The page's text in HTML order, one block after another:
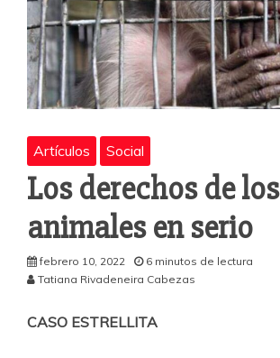
Artículos Social
Los derechos de los
animales en serio
febrero 10, 2022
6 minutos de lectura
Tatiana Rivadeneira Cabezas
CASO ESTRELLITA